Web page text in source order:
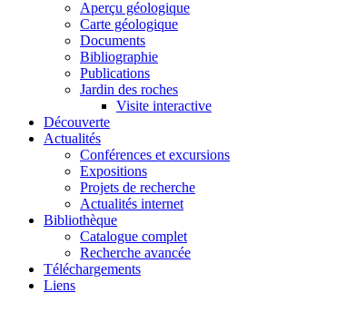
Aperçu géologique
Carte géologique
Documents
Bibliographie
Publications
Jardin des roches
Visite interactive
Découverte
Actualités
Conférences et excursions
Expositions
Projets de recherche
Actualités internet
Bibliothèque
Catalogue complet
Recherche avancée
Téléchargements
Liens